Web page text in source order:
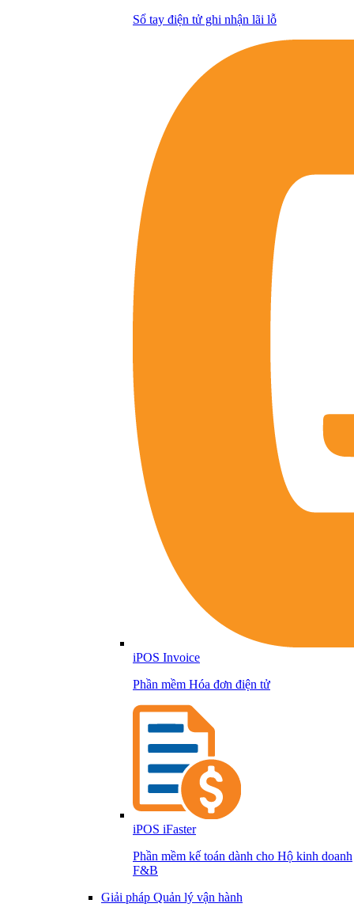
Sổ tay điện tử ghi nhận lãi lỗ
iPOS Invoice
Phần mềm Hóa đơn điện tử
iPOS iFaster
Phần mềm kế toán dành cho Hộ kinh doanh
F&B
Giải pháp Quản lý vận hành